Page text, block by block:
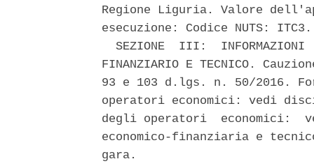
Regione Liguria. Valore
esecuzione: Codice NUTS:
SEZIONE  III:  INFORMAZIONI
FINANZIARIO E TECNICO.
93 e 103 d.lgs. n. 50/2016.
operatori economici: vedi
degli operatori  economici:
economico-finanziaria e
gara.